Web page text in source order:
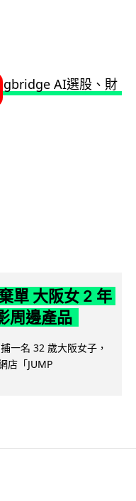
單 大阪女 2 年
周邊產品
一名 32 歲大阪女子，
店「JUMP